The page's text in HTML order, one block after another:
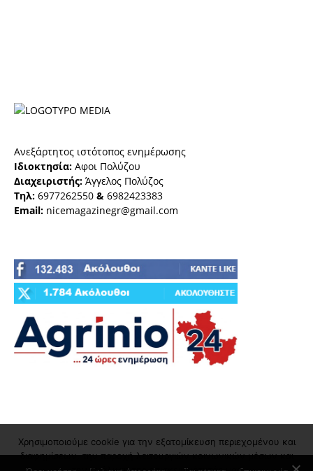
Ανεξάρτητος ιστότοπος ενημέρωσης
Ιδιοκτησία: Αφοι Πολύζου
Διαχειριστής: Άγγελος Πολύζος
Τηλ: 6977262550 & 6982423383
Email: nicemagazinegr@gmail.com
Χρησιμοποιούμε cookie για την εξατομίκευση περιεχομένου και
διαφημίσεων, την παροχή λειτουργιών κοινωνικών μέσων και